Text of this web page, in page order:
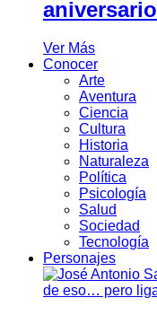
aniversario
Ver Más
Conocer
Arte
Aventura
Ciencia
Cultura
Historia
Naturaleza
Política
Psicología
Salud
Sociedad
Tecnología
Personajes